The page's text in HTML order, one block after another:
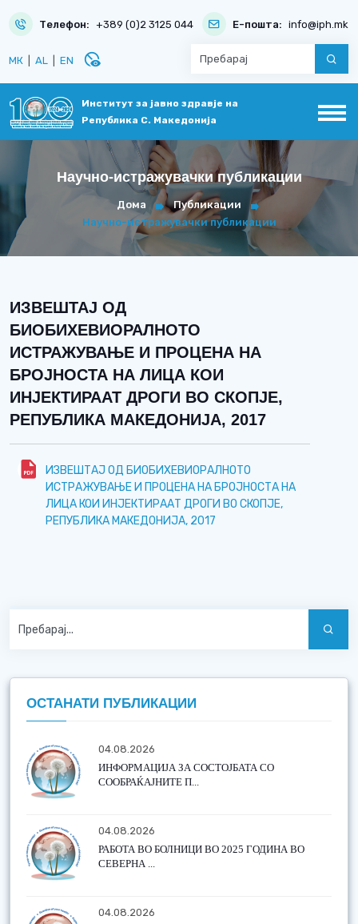
Телефон: +389 (0)2 3125 044 Е-пошта: info@iph.mk
МК AL EN disabled_visible
Институт за јавно здравје на
Република С. Македонија
Научно-истражувачки публикации
Дома
Публикации
Научно-истражувачки публикации
ИЗВЕШТАЈ ОД
БИОБИХЕВИОРАЛНОТО
ИСТРАЖУВАЊЕ И ПРОЦЕНА НА
БРОЈНОСТА НА ЛИЦА КОИ
ИНЈЕКТИРААТ ДРОГИ ВО СКОПЈЕ,
РЕПУБЛИКА МАКЕДОНИЈА, 2017
ИЗВЕШТАЈ ОД БИОБИХЕВИОРАЛНОТО
ИСТРАЖУВАЊЕ И ПРОЦЕНА НА БРОЈНОСТА НА
ЛИЦА КОИ ИНЈЕКТИРААТ ДРОГИ ВО СКОПЈЕ,
РЕПУБЛИКА МАКЕДОНИЈА, 2017
ОСТАНАТИ ПУБЛИКАЦИИ
04.08.2026
ИНФОРМАЦИЈА ЗА СОСТОЈБАТА СО
СООБРАЌАЈНИТЕ П...
04.08.2026
РАБОТА ВО БОЛНИЦИ ВО 2025 ГОДИНА ВО
СЕВЕРНА ...
04.08.2026